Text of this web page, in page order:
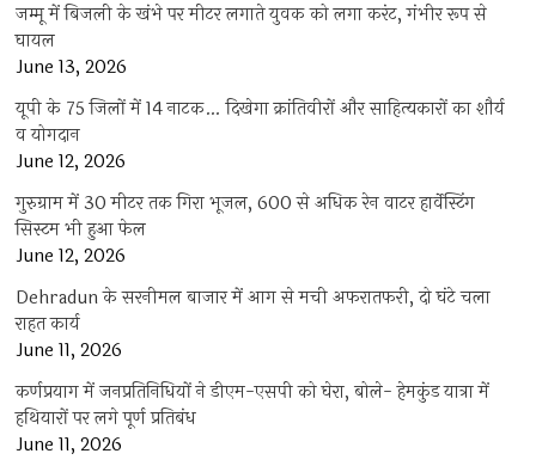
जम्मू में बिजली के खंभे पर मीटर लगाते युवक को लगा करंट, गंभीर रूप से
घायल
June 13, 2026
यूपी के 75 जिलों में 14 नाटक… दिखेगा क्रांतिवीरों और साहित्यकारों का शौर्य
व योगदान
June 12, 2026
गुरुग्राम में 30 मीटर तक गिरा भूजल, 600 से अधिक रेन वाटर हार्वेस्टिंग
सिस्टम भी हुआ फेल
June 12, 2026
Dehradun के सरनीमल बाजार में आग से मची अफरातफरी, दो घंटे चला
राहत कार्य
June 11, 2026
कर्णप्रयाग में जनप्रतिनिधियों ने डीएम-एसपी को घेरा, बोले- हेमकुंड यात्रा में
हथियारों पर लगे पूर्ण प्रतिबंध
June 11, 2026